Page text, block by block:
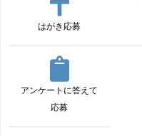
はがき応募
アンケートに答えて
応募